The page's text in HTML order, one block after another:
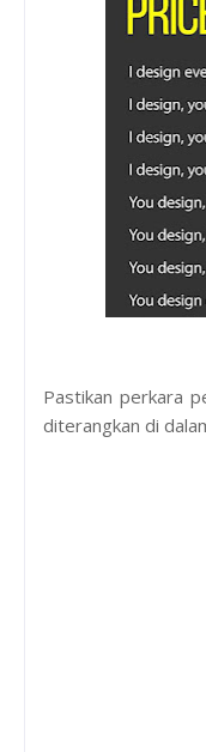
Pastikan perkara
diterangkan di